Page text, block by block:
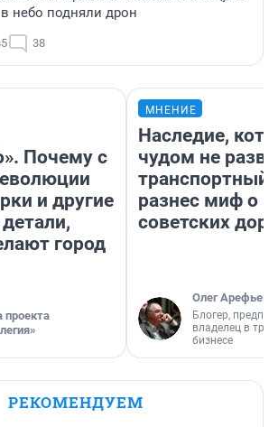
небо подняли дрон
38
Почему с
и другие
город
проекта
МНЕНИЕ
Наследие,
чудом не
транспортный
разнес миф о
советских
Олег Арефьев
Блогер,
владелец в
бизнесе
РЕКОМЕНДУЕМ